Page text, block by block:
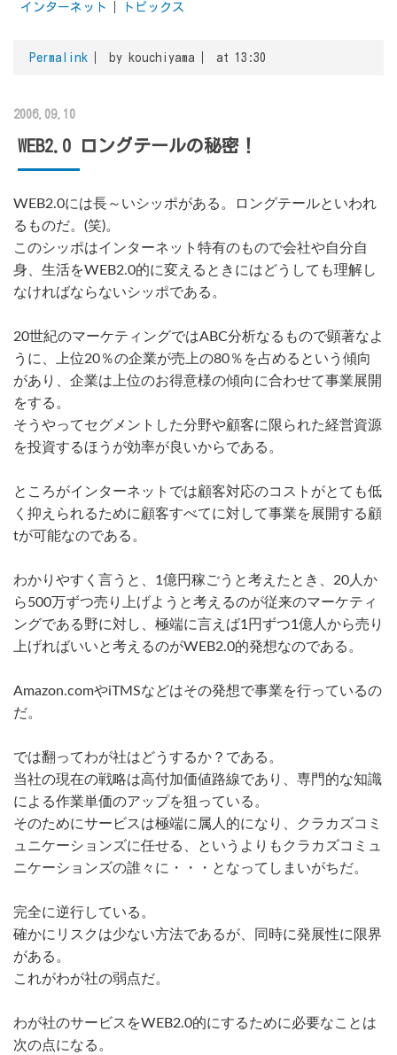
インターネット トピックス
Permalink by kouchiyama at 13:30
2006.09.10
WEB2.0 ロングテールの秘密！
WEB2.0には長～いシッポがある。ロングテールといわれ
るものだ。(笑)。
このシッポはインターネット特有のもので会社や自分自
身、生活をWEB2.0的に変えるときにはどうしても理解し
なければならないシッポである。
20世紀のマーケティングではABC分析なるもので顕著なよ
うに、上位20％の企業が売上の80％を占めるという傾向
があり、企業は上位のお得意様の傾向に合わせて事業展開
をする。
そうやってセグメントした分野や顧客に限られた経営資源
を投資するほうが効率が良いからである。
ところがインターネットでは顧客対応のコストがとても低
く抑えられるために顧客すべてに対して事業を展開する顧
tが可能なのである。
わかりやすく言うと、1億円稼ごうと考えたとき、20人か
ら500万ずつ売り上げようと考えるのが従来のマーケティ
ングである野に対し、極端に言えば1円ずつ1億人から売り
上げればいいと考えるのがWEB2.0的発想なのである。
Amazon.comやiTMSなどはその発想で事業を行っているの
だ。
では翻ってわが社はどうするか？である。
当社の現在の戦略は高付加価値路線であり、専門的な知識
による作業単価のアップを狙っている。
そのためにサービスは極端に属人的になり、クラカズコミ
ュニケーションズに任せる、というよりもクラカズコミュ
ニケーションズの誰々に・・・となってしまいがちだ。
完全に逆行している。
確かにリスクは少ない方法であるが、同時に発展性に限界
がある。
これがわが社の弱点だ。
わが社のサービスをWEB2.0的にするために必要なことは
次の点になる。